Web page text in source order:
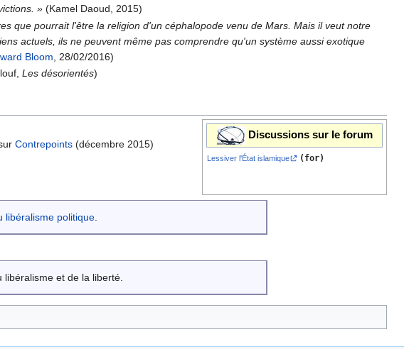
» (Kamel Daoud, 2015)
que pourrait l'être la religion d'un céphalopode venu de Mars. Mais il veut notre
actuels, ils ne peuvent même pas comprendre qu'un système aussi exotique
Bloom , 28/02/2016)
Les désorientés)
Discussions sur le forum
Lessiver l'État islamique (for)
Contrepoints (décembre 2015)
libéralisme politique
libéralisme et de la liberté.